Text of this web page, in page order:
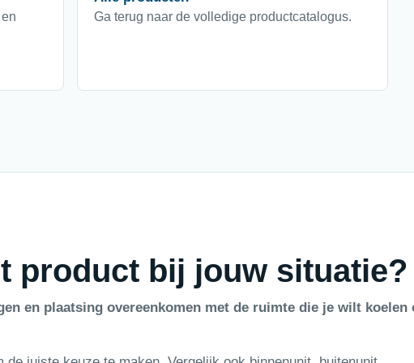
Ga terug naar de volledige productcatalogus.
product bij jouw situatie?
en plaatsing overeenkomen met de ruimte die je wilt koelen